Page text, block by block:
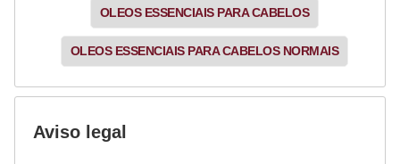
OLEOS ESSENCIAIS PARA CABELOS
OLEOS ESSENCIAIS PARA CABELOS NORMAIS
Aviso legal